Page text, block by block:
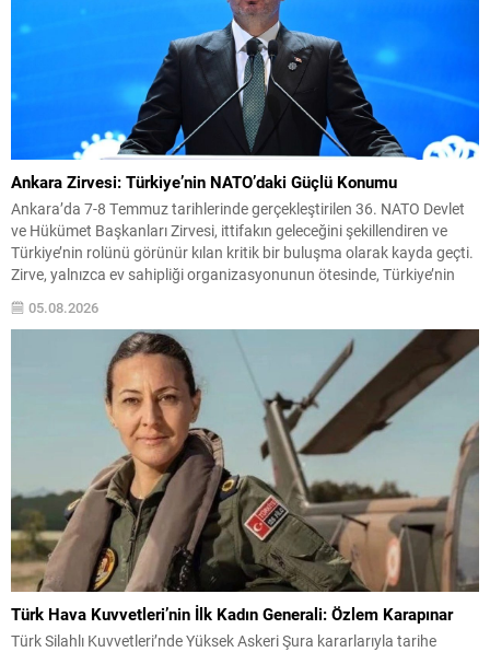
Ankara Zirvesi: Türkiye’nin NATO’daki Güçlü Konumu
Ankara’da 7-8 Temmuz tarihlerinde gerçekleştirilen 36. NATO Devlet
ve Hükümet Başkanları Zirvesi, ittifakın geleceğini şekillendiren ve
Türkiye’nin rolünü görünür kılan kritik bir buluşma olarak kayda geçti.
Zirve, yalnızca ev sahipliği organizasyonunun ötesinde, Türkiye’nin
pekiştirdi. Uluslararası güvenlik ortamı eş zamanlı ve çok boyutlu
05.08.2026
Türk Hava Kuvvetleri’nin İlk Kadın Generali: Özlem Karapınar
Türk Silahlı Kuvvetleri’nde Yüksek Askeri Şura kararlarıyla tarihe